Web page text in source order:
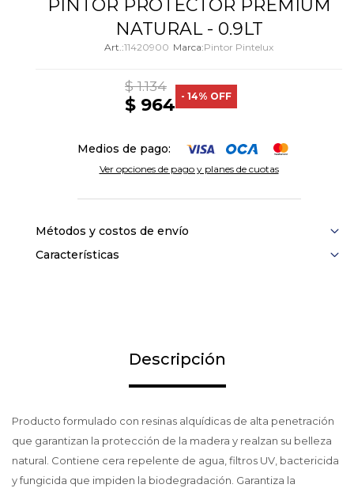
PINTOR PROTECTOR PREMIUM
NATURAL - 0.9LT
11420900 Pintor Pintelux
$ 964
$ 1.134
14
Medios de pago:
Ver opciones de pago y planes de cuotas
Métodos y costos de envío
Características
Descripción
Producto formulado con resinas alquídicas de alta penetración
que garantizan la protección de la madera y realzan su belleza
natural. Contiene cera repelente de agua, filtros UV, bactericida
y fungicida que impiden la biodegradación. Garantiza la